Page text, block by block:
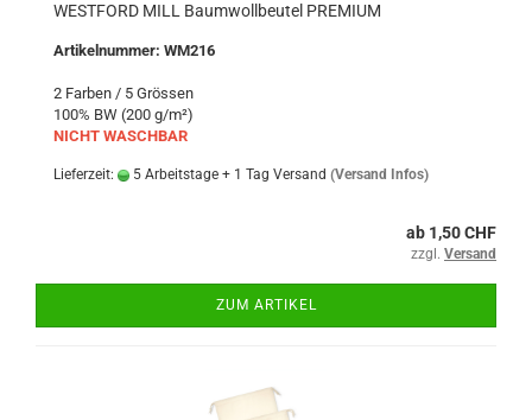
WESTFORD MILL Baumwollbeutel PREMIUM
Artikelnummer: WM216
2 Farben / 5 Grössen
100% BW (200 g/m²)
NICHT WASCHBAR
Lieferzeit: 5 Arbeitstage + 1 Tag Versand (Versand Infos)
ab 1,50 CHF
zzgl. Versand
ZUM ARTIKEL